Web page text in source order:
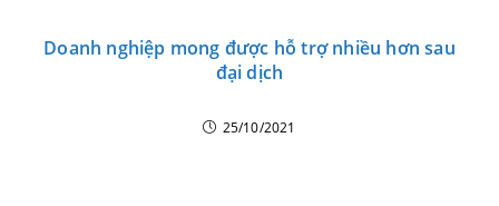
Doanh nghiệp mong được hỗ trợ nhiều hơn sau
đại dịch
25/10/2021